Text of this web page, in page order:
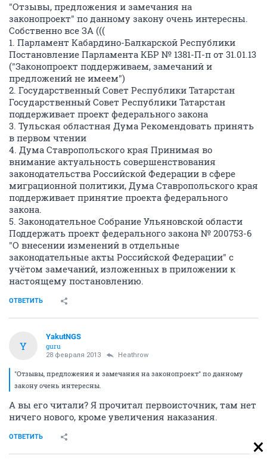
"Отзывы, предложения и замечания на
законопроект" по данному закону очень интересны.
Собственно все ЗА (((
1. Парламент Кабардино-Балкарской Республики
Постановление Парламента КБР № 1381-П-п от 31.01.13
("Законопроект поддерживаем, замечаний и
предложений не имеем")
2. Государственный Совет Республики Татарстан
Государственный Совет Республики Татарстан
поддерживает проект федерального закона
3. Тульская областная Дума Рекомендовать принять
в первом чтении
4. Дума Ставропольского края Принимая во
внимание актуальность совершенствования
законодательства Российской Федерации в сфере
миграционной политики, Дума Ставропольского края
поддерживает принятие проекта федерального
закона.
5. Законодательное Собрание Ульяновской области
Поддержать проект федерального закона № 200753-6
"О внесении изменений в отдельные
законодательные акты Российской Федерации" с
учётом замечаний, изложенных в приложении к
настоящему постановлению.
ОТВЕТИТЬ
Y
YakutNGS
guru
28 февраля 2013 Heathrow
"Отзывы, предложения и замечания на законопроект" по данному
закону очень интересны.
А вы его читали? Я прочитал первоисточник, там нет
ничего нового, кроме увеличения наказания.
ОТВЕТИТЬ